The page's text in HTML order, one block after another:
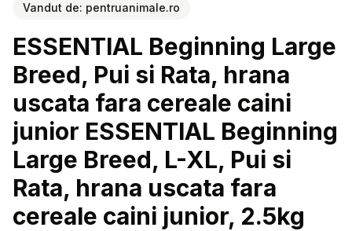
Vandut de: pentruanimale.ro
ESSENTIAL Beginning Large
Breed, Pui si Rata, hrana
uscata fara cereale caini
junior ESSENTIAL Beginning
Large Breed, L-XL, Pui si
Rata, hrana uscata fara
cereale caini junior, 2.5kg